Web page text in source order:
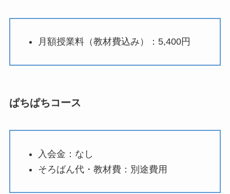
月額授業料（教材費込み）：5,400円
ぱちぱちコース
入会金：なし
そろばん代・教材費：別途費用